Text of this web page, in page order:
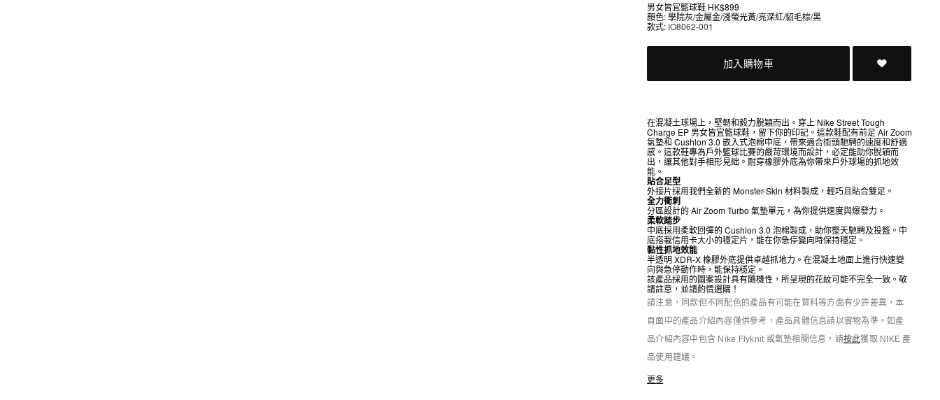
男女皆宜籃球鞋 HK$899
顏色: 學院灰/金屬金/淺螢光黃/亮深紅/貂毛棕/黑
款式: IO8062-001
加入購物車
在混凝土球場上，堅韌和毅力脫穎而出。穿上 Nike Street Tough
Charge EP 男女皆宜籃球鞋，留下你的印記。這款鞋配有前足 Air Zoom
氣墊和 Cushlon 3.0 嵌入式泡棉中底，帶來適合街頭馳騁的速度和舒適
感。這款鞋專為戶外籃球比賽的嚴苛環境而設計，必定能助你脫穎而
出，讓其他對手相形見絀。耐穿橡膠外底為你帶來戶外球場的抓地效
能。
貼合足型
外接片採用我們全新的 Monster-Skin 材料製成，輕巧且貼合雙足。
全力衝刺
分區設計的 Air Zoom Turbo 氣墊單元，為你提供速度與爆發力。
柔軟踏步
中底採用柔軟回彈的 Cushlon 3.0 泡棉製成，助你整天馳騁及投籃。中
底搭載信用卡大小的穩定片，能在你急停變向時保持穩定。
黏性抓地效能
半透明 XDR-X 橡膠外底提供卓越抓地力。在混凝土地面上進行快速變
向與急停動作時，能保持穩定。
該產品採用的圖案設計具有隨機性，所呈現的花紋可能不完全一致。敬
請註意，並請酌情選購！
請注意，同款但不同配色的產品有可能在質料等方面有少許差異，本
頁面中的產品介紹內容僅供參考，產品具體信息請以實物為準。如產
品介紹內容中包含 Nike Flyknit 或氣墊相關信息，請按此獲取 NIKE 產
品使用建議。
更多